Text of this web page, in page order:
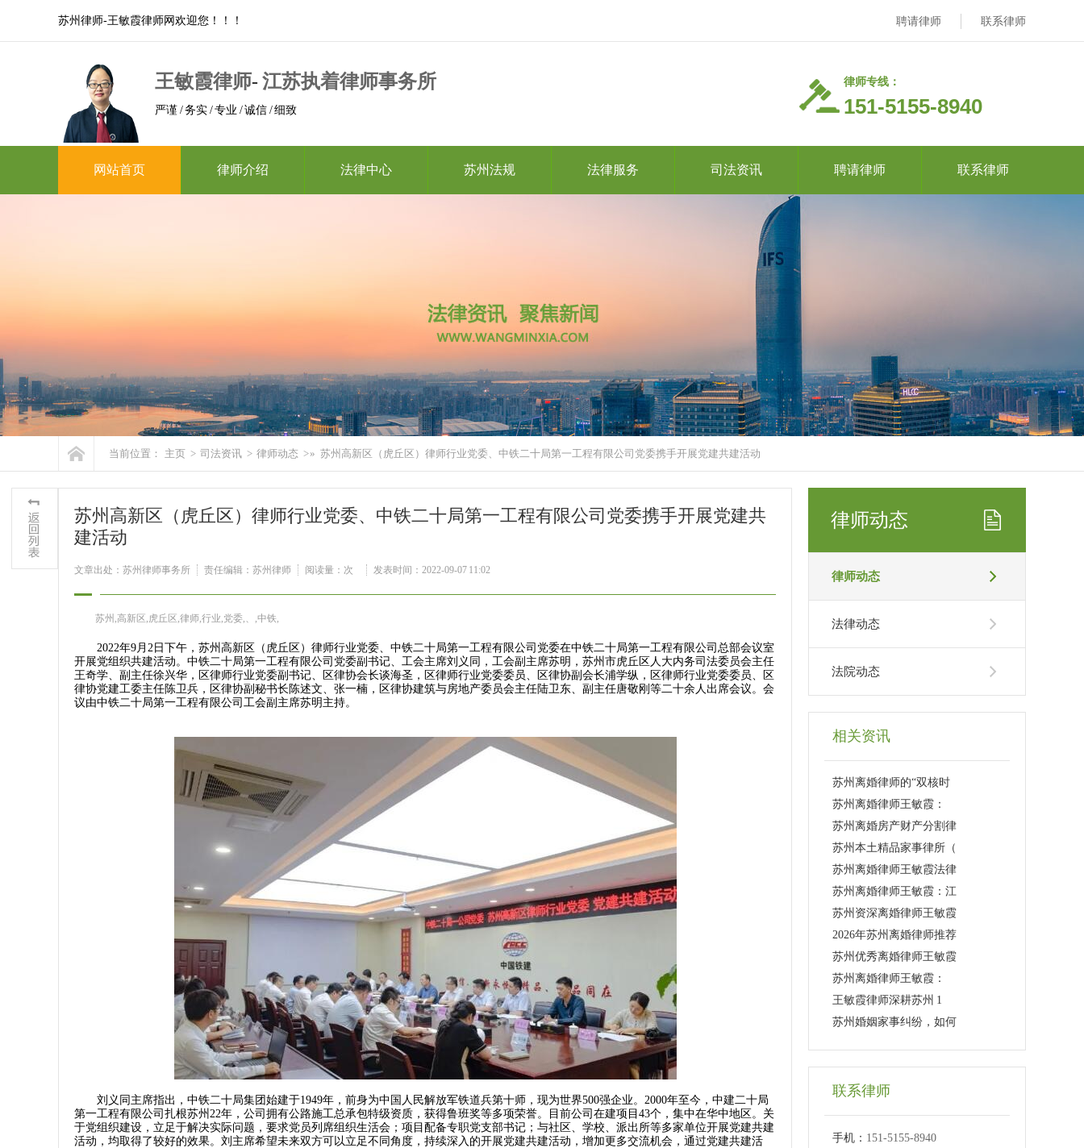
苏州律师-王敏霞律师网欢迎您！！！ 聘请律师 联系律师
王敏霞律师- 江苏执着律师事务所
严谨 / 务实 / 专业 / 诚信 / 细致
律师专线：
151-5155-8940
网站首页 律师介绍 法律中心 苏州法规 法律服务 司法资讯 聘请律师 联系律师
当前位置： 主页 > 司法资讯 > 律师动态 > » 苏州高新区（虎丘区）律师行业党委、中铁二十局第一工程有限公司党委携手开展党建共建活动
苏州高新区（虎丘区）律师行业党委、中铁二十局第一工程有限公司党委携手开展党建共
建活动
文章出处：苏州律师事务所 责任编辑：苏州律师 阅读量： 次 发表时间：2022-09-07 11:02
苏州,高新区,虎丘区,律师,行业,党委,、,中铁,
2022年9月2日下午，苏州高新区（虎丘区）律师行业党委、中铁二十局第一工程有限公司党委在中铁二十局第一工程有限公司总部会议室
开展党组织共建活动。中铁二十局第一工程有限公司党委副书记、工会主席刘义同，工会副主席苏明，苏州市虎丘区人大内务司法委员会主任
王奇学、副主任徐兴华，区律师行业党委副书记、区律协会长谈海圣，区律师行业党委委员、区律协副会长浦学纵，区律师行业党委委员、区
律协党建工委主任陈卫兵，区律协副秘书长陈述文、张一楠，区律协建筑与房地产委员会主任陆卫东、副主任唐敬刚等二十余人出席会议。会
议由中铁二十局第一工程有限公司工会副主席苏明主持。
刘义同主席指出，中铁二十局集团始建于1949年，前身为中国人民解放军铁道兵第十师，现为世界500强企业。2000年至今，中建二十局
第一工程有限公司扎根苏州22年，公司拥有公路施工总承包特级资质，获得鲁班奖等多项荣誉。目前公司在建项目43个，集中在华中地区。关
于党组织建设，立足于解决实际问题，要求党员列席组织生活会；项目配备专职党支部书记；与社区、学校、派出所等多家单位开展党建共建
活动，均取得了较好的效果。刘主席希望未来双方可以立足不同角度，持续深入的开展党建共建活动，增加更多交流机会，通过党建共建活
律师动态
律师动态
法律动态
法院动态
相关资讯
苏州离婚律师的“双核时
苏州离婚律师王敏霞：
苏州离婚房产财产分割律
苏州本土精品家事律所（
苏州离婚律师王敏霞法律
苏州离婚律师王敏霞：江
苏州资深离婚律师王敏霞
2026年苏州离婚律师推荐
苏州优秀离婚律师王敏霞
苏州离婚律师王敏霞：
王敏霞律师深耕苏州 1
苏州婚姻家事纠纷，如何
联系律师
手机： 151-5155-8940